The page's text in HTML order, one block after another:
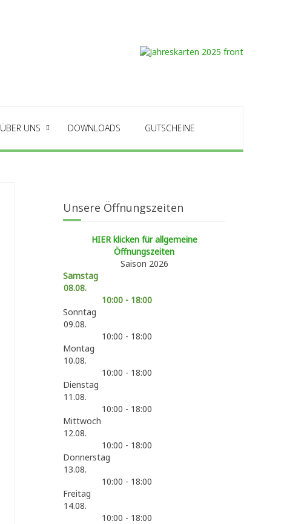
ÜBER UNS DOWNLOADS GUTSCHEINE
Unsere Öffnungszeiten
HIER klicken für allgemeine
Öffnungszeiten
Saison 2026
Samstag
08.08.
10:00 - 18:00
Sonntag
09.08.
10:00 - 18:00
Montag
10.08.
10:00 - 18:00
Dienstag
11.08.
10:00 - 18:00
Mittwoch
12.08.
10:00 - 18:00
Donnerstag
13.08.
10:00 - 18:00
Freitag
14.08.
10:00 - 18:00